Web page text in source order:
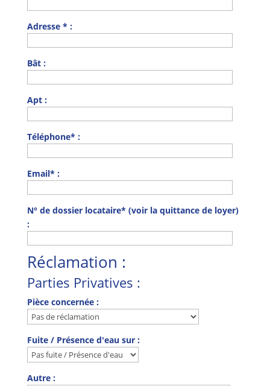
Adresse * :
Bât :
Apt :
Téléphone* :
Email* :
N° de dossier locataire* (voir la quittance de loyer)
:
Réclamation :
Parties Privatives :
Pièce concernée :
Fuite / Présence d'eau sur :
Autre :